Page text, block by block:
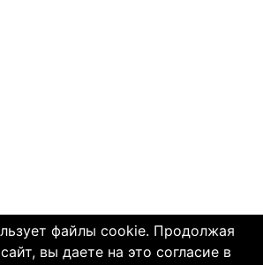
файлы cookie. Продолжая
вы даете на это согласие в